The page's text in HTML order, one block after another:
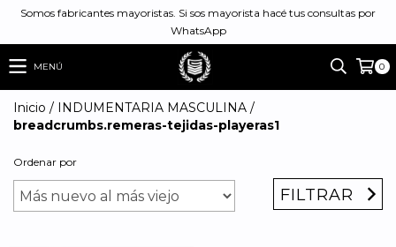
Somos fabricantes mayoristas. Si sos mayorista hacé tus consultas por
WhatsApp
MENÚ 0
Inicio / INDUMENTARIA MASCULINA /
breadcrumbs.remeras-tejidas-playeras1
Ordenar por
FILTRAR